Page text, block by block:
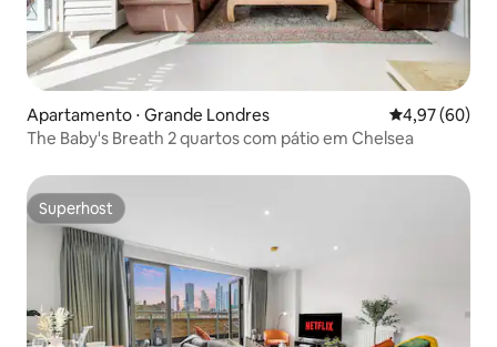
Apartamento ⋅ Grande Londres 4,97 de uma
4,97 (60)
The Baby's Breath 2 quartos com pátio em Chelsea
Superhost
Superhost